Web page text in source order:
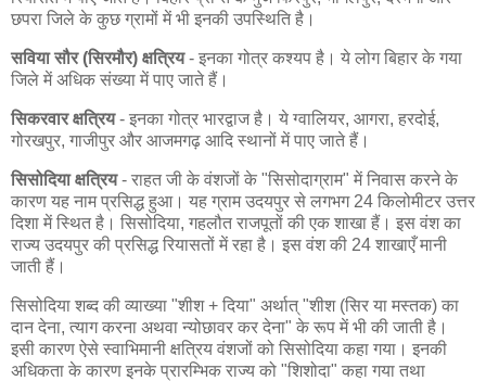
छपरा जिले के कुछ ग्रामों में भी इनकी उपस्थिति है।
सविया सौर (सिरमौर) क्षत्रिय- इनका गोत्र कश्यप है। ये लोग बिहार के गया
जिले में अधिक संख्या में पाए जाते हैं।
सिकरवार क्षत्रिय- इनका गोत्र भारद्वाज है। ये ग्वालियर, आगरा, हरदोई,
गोरखपुर, गाजीपुर और आजमगढ़ आदि स्थानों में पाए जाते हैं।
सिसोदिया क्षत्रिय- राहत जी के वंशजों के "सिसोदाग्राम" में निवास करने के
कारण यह नाम प्रसिद्ध हुआ। यह ग्राम उदयपुर से लगभग 24 किलोमीटर उत्तर
दिशा में स्थित है। सिसोदिया, गहलौत राजपूतों की एक शाखा हैं। इस वंश का
राज्य उदयपुर की प्रसिद्ध रियासतों में रहा है। इस वंश की 24 शाखाएँ मानी
जाती हैं।
सिसोदिया शब्द की व्याख्या "शीश + दिया" अर्थात् "शीश (सिर या मस्तक) का
दान देना, त्याग करना अथवा न्योछावर कर देना" के रूप में भी की जाती है।
इसी कारण ऐसे स्वाभिमानी क्षत्रिय वंशजों को सिसोदिया कहा गया। इनकी
अधिकता के कारण इनके प्रारम्भिक राज्य को "शिशोदा" कहा गया तथा